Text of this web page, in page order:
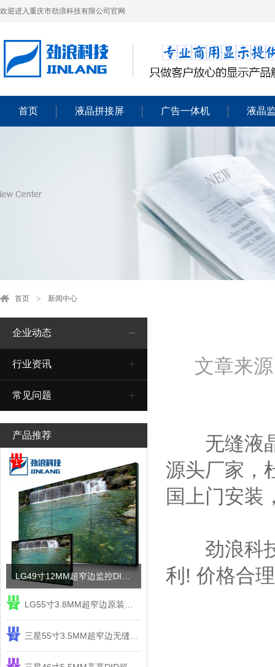
欢迎进入重庆市劲浪科技有限公司官网
首页 液晶拼接屏 广告一体机 液晶
首页 新闻中心
企业动态
行业资讯
常见问题
产品推荐
1
2
3
文章来
无缝液晶
源头厂家，
国上门安装
劲浪科技
利! 价格合